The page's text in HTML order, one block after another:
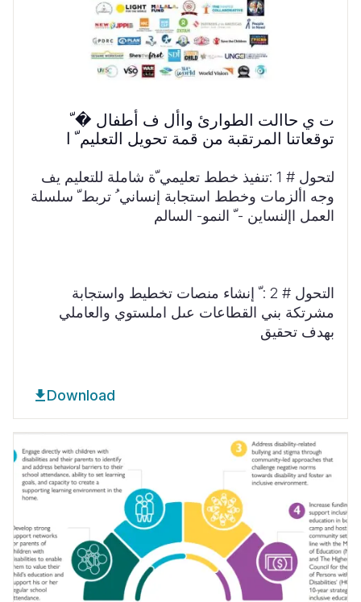
ت ي حاالت الطوارئ واأل ف أطفال � ّ
توقعاتنا المرتقبة من قمة تحويل التعليم ّ ا
لتحول # 1 :تنفيذ خطط تعليمي ّة شاملة للتعليم يف
وجه األزمات وخطط استجابة إنساني ُ تربط ّ سلسلة
العمل اإلنساين - ّ النمو- السالم
التحول # 2 : ّ إنشاء منصات تخطيط واستجابة
مشرتكة بني القطاعات عىل املستوي والعاملي
بهدف تحقيق
Download